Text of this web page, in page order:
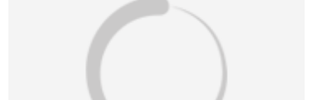
恭喜133****6466用户作品已成功备案！